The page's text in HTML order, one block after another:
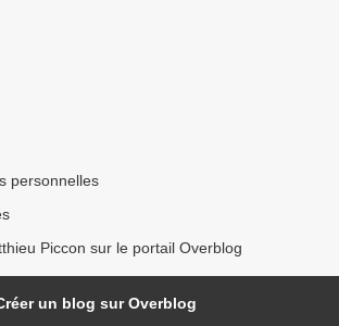
personnelles
Piccon sur le portail Overblog
un blog sur Overblog